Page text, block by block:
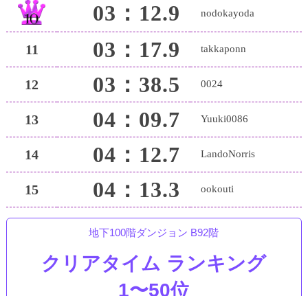
03：12.9 nodokayoda
11 03：17.9 takkaponn
12 03：38.5 0024
13 04：09.7 Yuuki0086
14 04：12.7 LandoNorris
15 04：13.3 ookouti
地下100階ダンジョン B92階
クリアタイム ランキング
1〜50位